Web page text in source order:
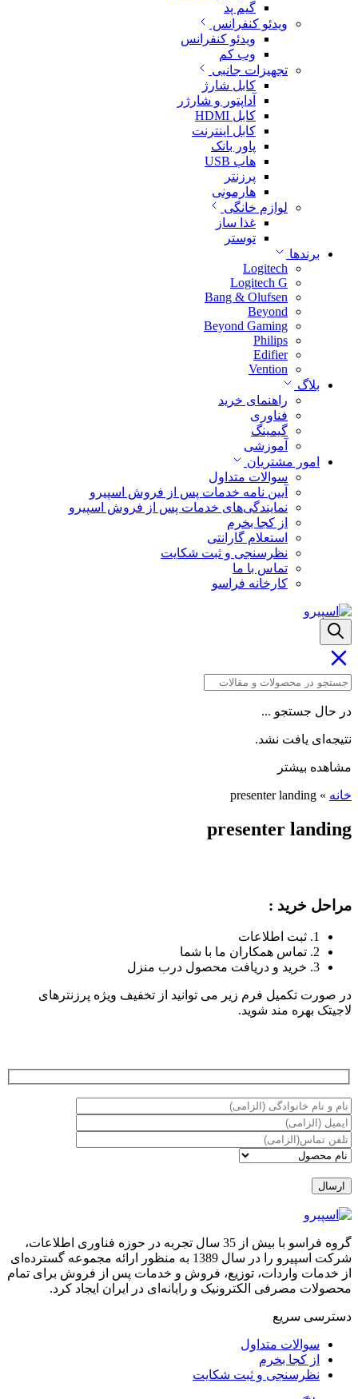
گیم پد
ویدئو کنفرانس
ویدئو کنفرانس
وب کم
تجهیزات جانبی
کابل شارژ
آداپتور و شارژر
کابل HDMI
کابل اینترنت
پاور بانک
هاب USB
پرزنتر
هارمونی
لوازم خانگی
غذا ساز
توستر
برندها
Logitech
Logitech G
Bang & Olufsen
Beyond
Beyond Gaming
Philips
Edifier
Vention
بلاگ
راهنمای خرید
فناوری
گیمینگ
آموزشی
امور مشتریان
سوالات متداول
آیین نامه خدمات پس از فروش اسپیرو
نمایندگی‌های خدمات پس از فروش اسپیرو
از کجا بخرم
استعلام گارانتی
نظرسنجی و ثبت شکایت
تماس با ما
کارخانه فراسو
در حال جستجو ...
نتیجه‌ای یافت نشد.
مشاهده بیشتر
خانه »
presenter landing
presenter landing
مراحل خرید :
1. ثبت اطلاعات
2. تماس همکاران ما با شما
3. خرید و دریافت محصول درب منزل
در صورت تکمیل فرم زیر می توانید از تخفیف ویژه پرزنترهای
لاجیتک بهره مند شوید.
گروه فراسو با بیش از 35 سال تجربه در حوزه فناوری اطلاعات،
شرکت اسپیرو را در سال 1389 به منظور ارائه مجموعه گسترده‌ای
از خدمات واردات، توزیع، فروش و خدمات پس از فروش برای تمام
محصولات مصرفی الکترونیک و رایانه‌ای در ایران ایجاد کرد.
دسترسی‌ سریع
سوالات متداول
از کجا بخرم
نظرسنجی و ثبت شکایت